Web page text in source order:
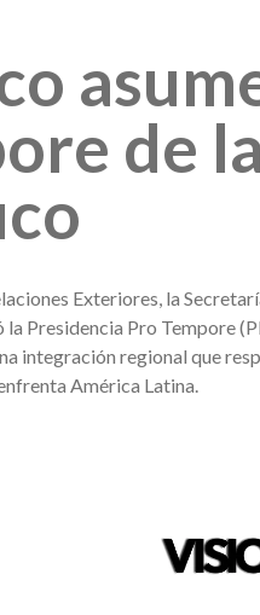
de
Exteriores, la
Presidencia Pro Tempore
integración regional que
América Latina.